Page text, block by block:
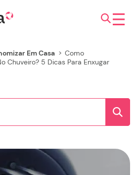
Em Casa > Como
Chuveiro? 5 Dicas Para Enxugar